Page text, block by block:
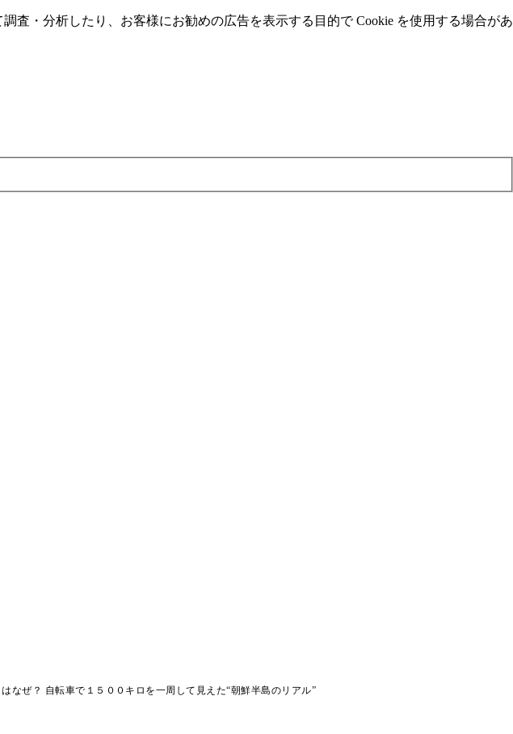
査・分析したり、お客様にお勧めの広告を表⽰する⽬的で Cookie を使⽤する場合があ
なぜ？ 自転車で１５００キロを一周して見えた“朝鮮半島のリアル”